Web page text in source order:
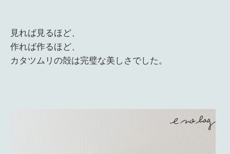
見れば見るほど、
作れば作るほど、
カタツムリの殻は完璧な美しさでした。